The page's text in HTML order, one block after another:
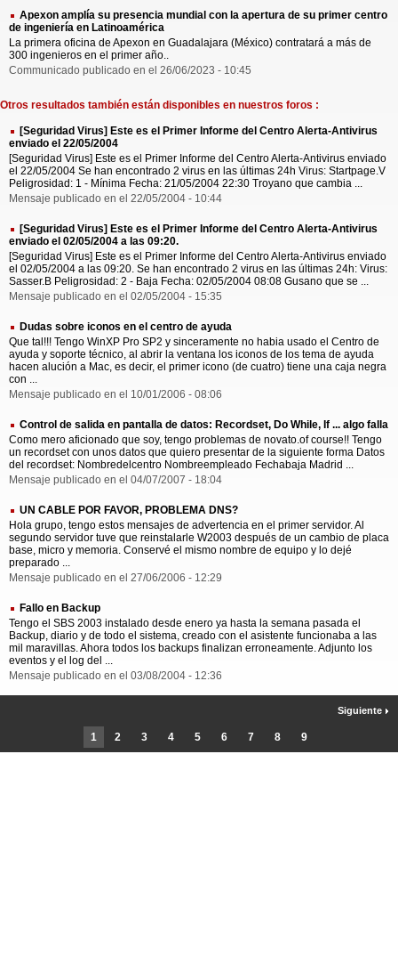
Apexon amplía su presencia mundial con la apertura de su primer centro
de ingeniería en Latinoamérica
La primera oficina de Apexon en Guadalajara (México) contratará a más de
300 ingenieros en el primer año..
Communicado publicado en el 26/06/2023 - 10:45
Otros resultados también están disponibles en nuestros foros :
[Seguridad Virus] Este es el Primer Informe del Centro Alerta-Antivirus
enviado el 22/05/2004
[Seguridad Virus] Este es el Primer Informe del Centro Alerta-Antivirus enviado
el 22/05/2004 Se han encontrado 2 virus en las últimas 24h Virus: Startpage.V
Peligrosidad: 1 - Mínima Fecha: 21/05/2004 22:30 Troyano que cambia ...
Mensaje publicado en el 22/05/2004 - 10:44
[Seguridad Virus] Este es el Primer Informe del Centro Alerta-Antivirus
enviado el 02/05/2004 a las 09:20.
[Seguridad Virus] Este es el Primer Informe del Centro Alerta-Antivirus enviado
el 02/05/2004 a las 09:20. Se han encontrado 2 virus en las últimas 24h: Virus:
Sasser.B Peligrosidad: 2 - Baja Fecha: 02/05/2004 08:08 Gusano que se ...
Mensaje publicado en el 02/05/2004 - 15:35
Dudas sobre iconos en el centro de ayuda
Que tal!!! Tengo WinXP Pro SP2 y sinceramente no habia usado el Centro de
ayuda y soporte técnico, al abrir la ventana los iconos de los tema de ayuda
hacen alución a Mac, es decir, el primer icono (de cuatro) tiene una caja negra
con ...
Mensaje publicado en el 10/01/2006 - 08:06
Control de salida en pantalla de datos: Recordset, Do While, If ... algo falla
Como mero aficionado que soy, tengo problemas de novato.of course!! Tengo
un recordset con unos datos que quiero presentar de la siguiente forma Datos
del recordset: Nombredelcentro Nombreempleado Fechabaja Madrid ...
Mensaje publicado en el 04/07/2007 - 18:04
UN CABLE POR FAVOR, PROBLEMA DNS?
Hola grupo, tengo estos mensajes de advertencia en el primer servidor. Al
segundo servidor tuve que reinstalarle W2003 después de un cambio de placa
base, micro y memoria. Conservé el mismo nombre de equipo y lo dejé
preparado ...
Mensaje publicado en el 27/06/2006 - 12:29
Fallo en Backup
Tengo el SBS 2003 instalado desde enero ya hasta la semana pasada el
Backup, diario y de todo el sistema, creado con el asistente funcionaba a las
mil maravillas. Ahora todos los backups finalizan erroneamente. Adjunto los
eventos y el log del ...
Mensaje publicado en el 03/08/2004 - 12:36
1 2 3 4 5 6 7 8 9
Siguiente